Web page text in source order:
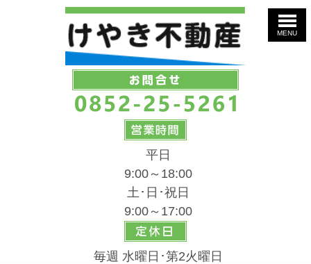
MENU
平日
9:00～18:00
土･日･祝日
9:00～17:00
毎週 水曜日･第2火曜日